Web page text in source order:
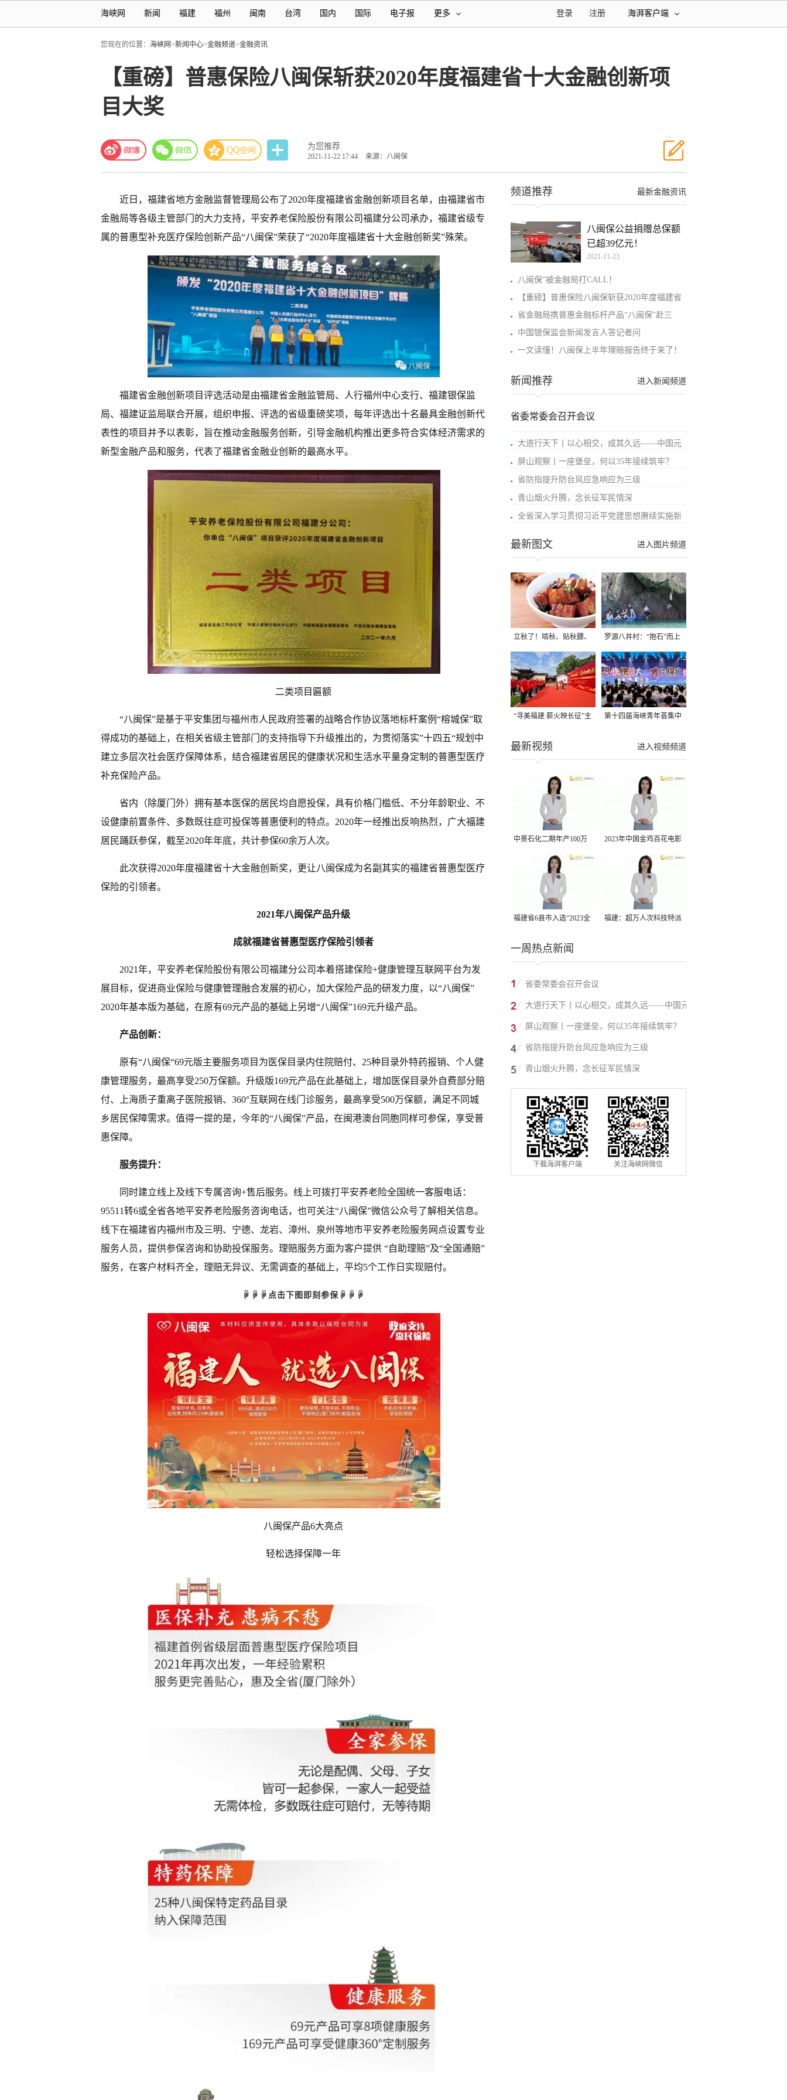
海峡网 新闻 福建 福州 闽南 台湾 国内 国际 电子报 更多 海湃客户端
注册
登录
您现在的位置： 海峡网>新闻中心>金融频道>金融资讯
【重磅】普惠保险八闽保斩获2020年度福建省十大金融创新项
目大奖
为您推荐
2021-11-22 17:44 来源：八闽保
近日， 福建省地方金融监督管理局公布了2020年度福建省金融创新项目名单，由福建省市
金融局等各级主管部门的大力支持，平安养老保险股份有限公司福建分公司承办，福建省级专
属的普惠型补充医疗保险创新产品“八闽保”荣获了“2020年度福建省十大金融创新奖”殊荣。
福建省金融创新项目评选活动是由福建省金融监管局、人行福州 中心支行、福建银保监
局、福建证监局联合开展，组织申报、评选的省级重磅奖项，每年评选出十名最具金融创新代
表性的项目并予以表彰，旨在推动金融服务创新，引导金融机构推出更多符合实体经济需求的
新型金融产品和服务，代表了福建省金融业创新的最高水平。
二类项目匾额
“八闽保”是基于平安集团与福州市人民政府签署的战略合作协议落地标杆案例“榕城保”取
得成功的基础上，在相关省级主管部门的支持指导下升级推出的，为贯彻落实”十四五“规划中
建立多层次社会医疗保障体系，结合福建省居民的健康状况和生活水平量身定制的普惠型医疗
补充保险产品。
省内（除厦门 外）拥有基本医保的居民均自愿投保，具有价格门槛低、不分年龄职业、不
设健康前置条件、多数既往症可投保等普惠便利的特点。2020年一经推出反响热烈，广大福建
居民踊跃参保，截至2020年年底，共计参保60余万人次。
此次获得2020年度福建省十大金融创新奖，更让八闽保成为名副其实的福建省普惠型医疗
保险的引领者。
2021年八闽保产品升级
成就福建省普惠型医疗保险引领者
2021年，平安养老保险股份有限公司福建分公司本着搭建保险+健康管理互联网平台为发
展目标，促进商业保险与健康管理融合发展的初心，加大保险产品的研发力度，以“八闽保”
2020年基本版为基础，在原有69元产品的基础上另增“八闽保”169元升级产品。
产品创新：
原有“八闽保“69元版主要服务项目为医保目录内住院赔付、25种目录外特药报销、个人健
康管理服务，最高享受250万保额。升级版169元产品在此基础上，增加医保目录外自费部分赔
付、上海质子重离子医院报销、360°互联网在线门诊服务，最高享受500万保额，满足不同城
乡居民保障需求。值得一提的是，今年的“八闽保”产品，在闽港澳台同胞同样可参保，享受普
惠保障。
服务提升：
同时建立线上及线下专属咨询+售后服务。线上可拨打平安养老险全国统一客服电话：
95511转6或全省各地平安养老险服务咨询电话，也可关注“八闽保”微信公众号了解相关信息。
线下在福建省内福州市及三明、 宁德、 龙岩、 漳州 、 泉州等地市平安养老险服务网点设置专业
服务人员，提供参保咨询和协助投保服务。理赔服务方面为客户提供 “自助理赔”及“全国通赔”
服务，在客户材料齐全，理赔无异议、无需调查的基础上，平均5个工作日实现赔付。
☟☟☟点击下图即刻参保☟☟☟
八闽保产品6大亮点
轻松选择保障一年
最新金融资讯
频道推荐
八闽保公益捐赠总保额
已超39亿元！
2021-11-23
八闽保”被金融局打CALL！
【重磅】普惠保险八闽保斩获2020年度福建省
省金融局携普惠金融标杆产品“八闽保”赴三
中国银保监会新闻发言人答记者问
一文读懂！八闽保上半年理赔报告终于来了！
进入新闻频道
新闻推荐
省委常委会召开会议
大道行天下丨以心相交，成其久远——中国元
屏山观察丨一座堡垒，何以35年接续筑牢？
省防指提升防台风应急响应为三级
青山烟火升腾，念长征军民情深
全省深入学习贯彻习近平党建思想赓续实施新
进入图片频道
最新图文
立秋了！啃秋、贴秋膘、
晒秋，福建人这样过才够
味→
罗源八井村：“抱石”而上
“寻美福建 薪火映长征”主 第十四届海峡青年荟集中
进入视频频道
最新视频
中景石化二期年产100万
吨丙烷脱氢项目建成中交
2023年中国金鸡百花电影
节有福电影巡展31日启动
福建省6县市入选“2023全 福建：超万人次科技特派
一周热点新闻
省委常委会召开会议
大道行天下丨以心相交，成其久远——中国元
首外交的世界情怀与大国气派
屏山观察丨一座堡垒，何以35年接续筑牢？
省防指提升防台风应急响应为三级
青山烟火升腾，念长征军民情深
下载海湃客户端 关注海峡网微信